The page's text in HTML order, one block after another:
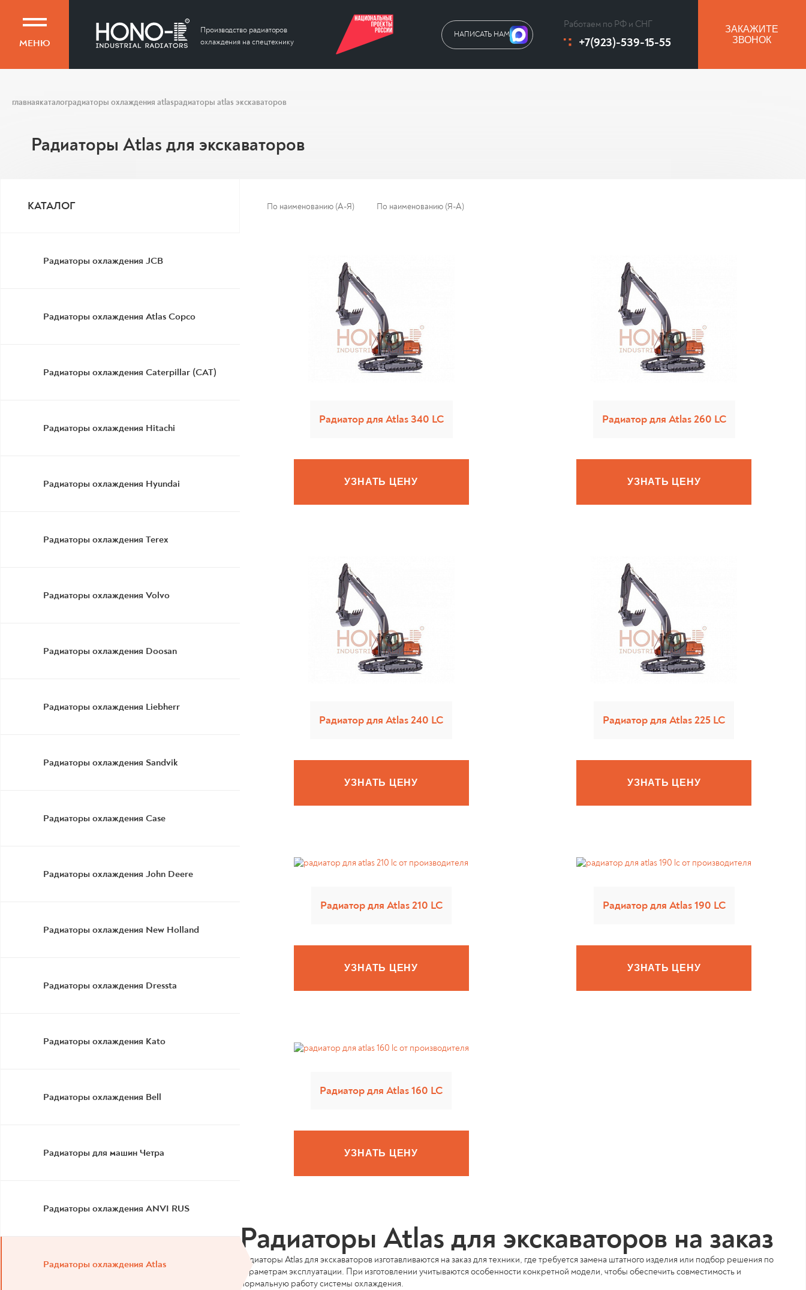
МЕНЮ
Производство радиаторов
охлаждения на спецтехнику
НАПИСАТЬ НАМ
Работаем по РФ и СНГ
+7(923)-539-15-55
ЗАКАЖИТЕ
ЗВОНОК
главнаякаталоградиаторы охлаждения atlasрадиаторы atlas экскаваторов
Радиаторы Atlas для экскаваторов
КАТАЛОГ
Радиаторы охлаждения JCB
Радиаторы охлаждения Atlas Copco
Радиаторы охлаждения Caterpillar (CAT)
Радиаторы охлаждения Hitachi
Радиаторы охлаждения Hyundai
Радиаторы охлаждения Terex
Радиаторы охлаждения Volvo
Радиаторы охлаждения Doosan
Радиаторы охлаждения Liebherr
Радиаторы охлаждения Sandvik
Радиаторы охлаждения Case
Радиаторы охлаждения John Deere
Радиаторы охлаждения New Holland
Радиаторы охлаждения Dressta
Радиаторы охлаждения Kato
Радиаторы охлаждения Bell
Радиаторы для машин Четра
Радиаторы охлаждения ANVI RUS
Радиаторы охлаждения Atlas
По наименованию (А-Я) По наименованию (Я-А)
Радиатор для Atlas 340 LC
УЗНАТЬ ЦЕНУ
Радиатор для Atlas 260 LC
УЗНАТЬ ЦЕНУ
Радиатор для Atlas 240 LC
УЗНАТЬ ЦЕНУ
Радиатор для Atlas 225 LC
УЗНАТЬ ЦЕНУ
Радиатор для Atlas 210 LC
УЗНАТЬ ЦЕНУ
Радиатор для Atlas 190 LC
УЗНАТЬ ЦЕНУ
Радиатор для Atlas 160 LC
УЗНАТЬ ЦЕНУ
Радиаторы Atlas для экскаваторов на заказ
Радиаторы Atlas для экскаваторов изготавливаются на заказ для техники, где требуется замена штатного изделия или подбор решения по
параметрам эксплуатации. При изготовлении учитываются особенности конкретной модели, чтобы обеспечить совместимость и
нормальную работу системы охлаждения.